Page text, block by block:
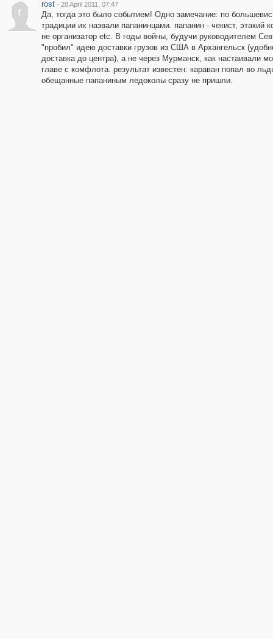
r
rost · 28 April 2011, 07:47
Да, тогда это было событием! Одно замечание: по
традиции их назвали папанинцами. папанин - чекист, этакий
не организатор etc. В годы войны, будучи руководителем
"пробил" идею доставки грузов из США в Архангельск
доставка до центра), а не через Мурманск, как настаивали
главе с комфлота. результат известен: караван попал во
обещанные папаниным ледоколы сразу не пришли.